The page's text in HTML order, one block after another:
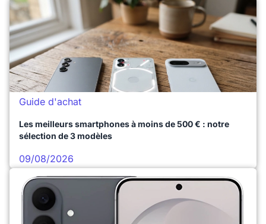
Guide d'achat
Les meilleurs smartphones à moins de 500 € : notre
sélection de 3 modèles
09/08/2026